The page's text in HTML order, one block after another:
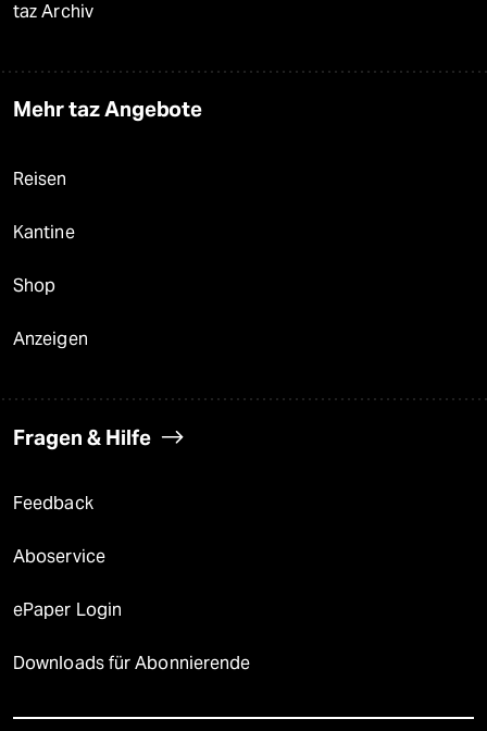
taz Archiv
Mehr taz Angebote
Reisen
Kantine
Shop
Anzeigen
Fragen & Hilfe
Feedback
Aboservice
ePaper Login
Downloads für Abonnierende